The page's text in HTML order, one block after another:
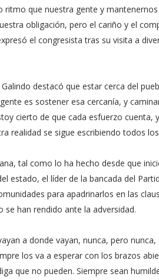
ritmo que nuestra gente y
obligación, pero el cariño y el
el congresista tras su visita a
destacó que estar cerca del
es sostener esa cercanía, y
cierto de que cada esfuerzo cuenta,
realidad se sigue escribiendo todos
tal como lo ha hecho desde que
estado, el líder de la bancada del
para apadrinarlos en las
han rendido ante la adversidad.
a donde vayan, nunca, pero
los va a esperar con los brazos
que no pueden. Siempre sean